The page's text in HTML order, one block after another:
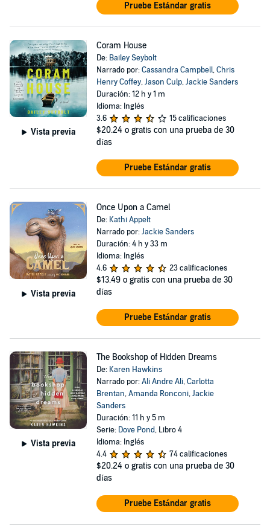
Pruebe Estándar gratis
Vista previa
Coram House
De: Bailey Seybolt
Narrado por:Cassandra Campbell,Chris
Henry Coffey,Jason Culp,Jackie Sanders
Duración: 12 h y 1 m
Idioma: Inglés
3.6
15 calificaciones
$20.24 o gratis con una prueba de 30
días
Pruebe Estándar gratis
Vista previa
Once Upon a Camel
De: Kathi Appelt
Narrado por:Jackie Sanders
Duración: 4 h y 33 m
Idioma: Inglés
4.6
23 calificaciones
$13.49 o gratis con una prueba de 30
días
Pruebe Estándar gratis
Vista previa
The Bookshop of Hidden Dreams
De: Karen Hawkins
Narrado por:Ali Andre Ali,Carlotta
Brentan,Amanda Ronconi,Jackie
Sanders
Duración: 11 h y 5 m
Serie: Dove Pond, Libro 4
Idioma: Inglés
4.4
74 calificaciones
$20.24 o gratis con una prueba de 30
días
Pruebe Estándar gratis